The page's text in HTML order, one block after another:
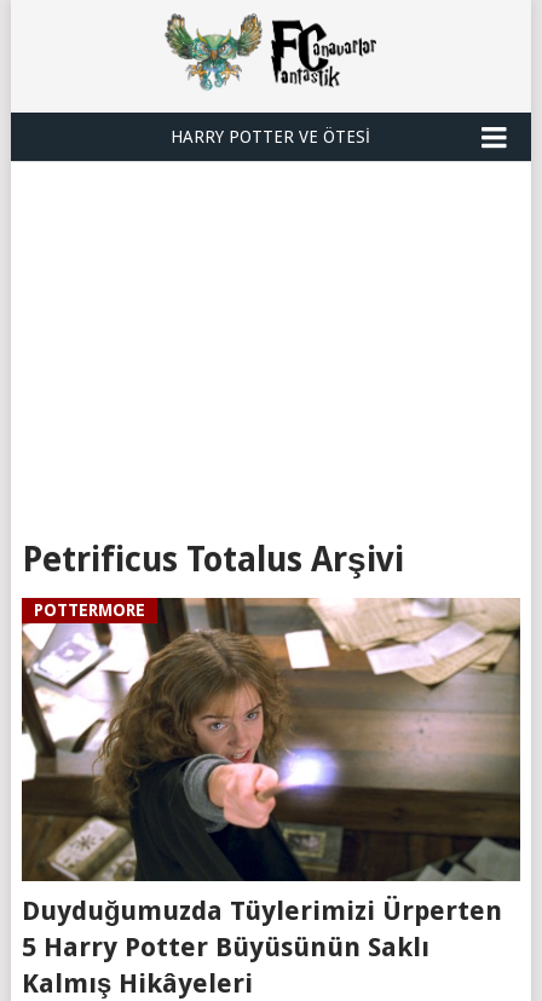
HARRY POTTER VE ÖTESI
Petrificus Totalus Arşivi
POTTERMORE
Duyduğumuzda Tüylerimizi Ürperten
5 Harry Potter Büyüsünün Saklı
Kalmış Hikâyeleri